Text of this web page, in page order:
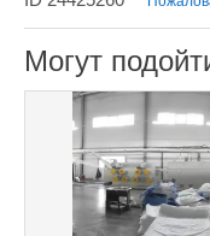
Могут